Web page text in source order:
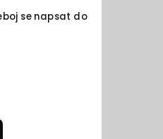
se napsat do